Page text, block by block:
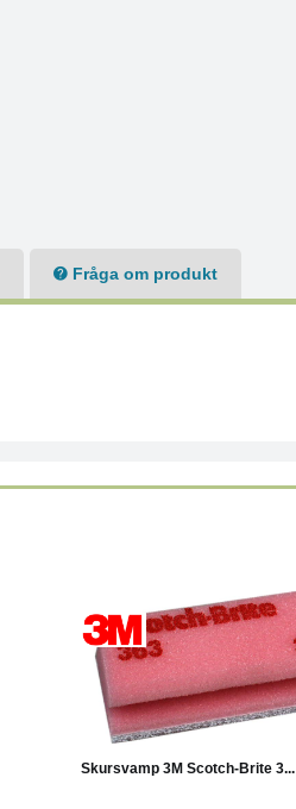
Fråga om produkt
Skursvamp 3M Scotch-Brite 3...
Läs mer